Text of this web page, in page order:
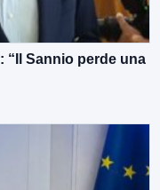
“Il Sannio perde una